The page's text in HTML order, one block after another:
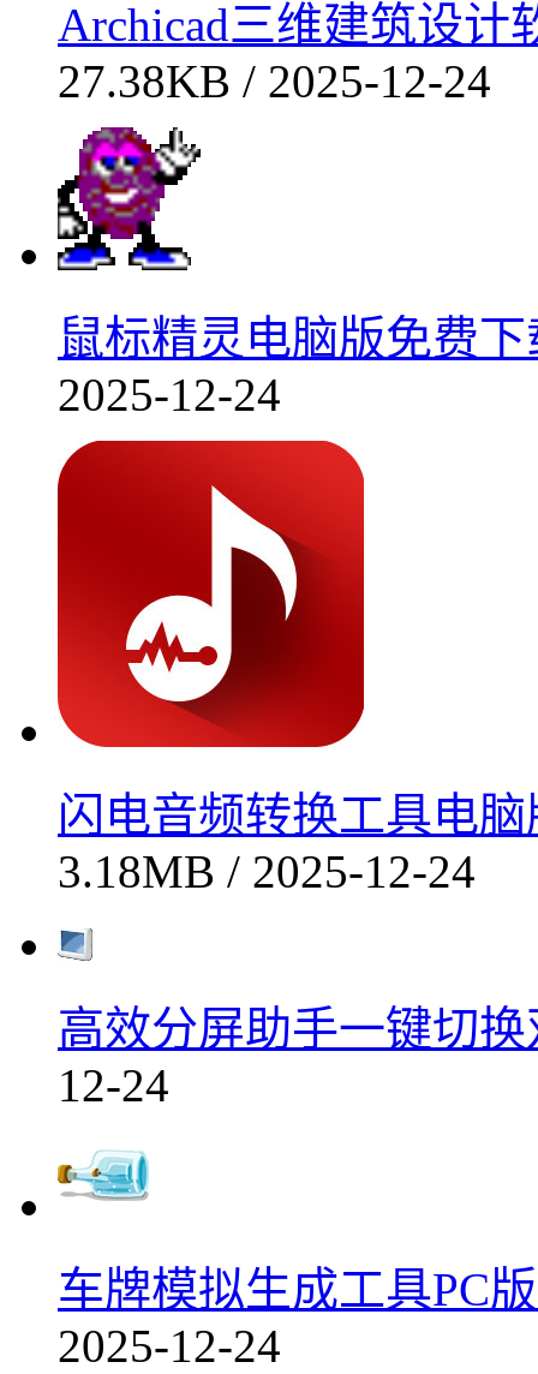
Archicad三维建筑设计
27.38KB / 2025-12-24
鼠标精灵电脑版免费
2025-12-24
闪电音频转换工具电
3.18MB / 2025-12-24
高效分屏助手一键切
12-24
车牌模拟生成工具PC
2025-12-24